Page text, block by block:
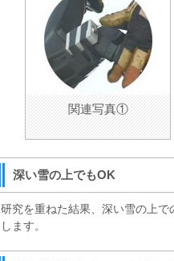
関連写真①
深い雪の上でもOK
研究を重ねた結果、深い雪の上
します。